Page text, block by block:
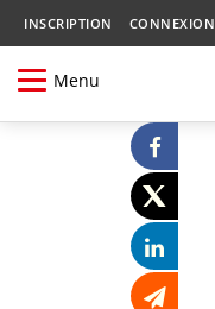
INSCRIPTION CONNEXION
Menu